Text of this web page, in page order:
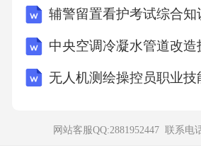
:
B.
辅警留置看护考试综合知
中央空调冷凝水管道改造
网站客服QQ:2881952447 联系电